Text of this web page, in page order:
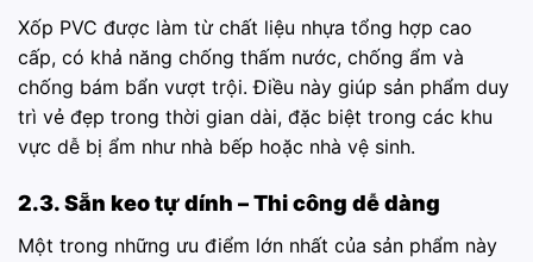
Xốp PVC được làm từ chất liệu nhựa tổng hợp cao
cấp, có khả năng chống thấm nước, chống ẩm và
chống bám bẩn vượt trội. Điều này giúp sản phẩm duy
trì vẻ đẹp trong thời gian dài, đặc biệt trong các khu
vực dễ bị ẩm như nhà bếp hoặc nhà vệ sinh.
2.3. Sẵn keo tự dính – Thi công dễ dàng
Một trong những ưu điểm lớn nhất của sản phẩm này